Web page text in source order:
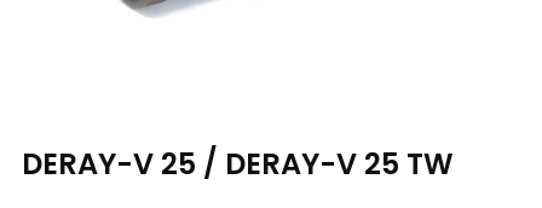
DERAY-V 25 / DERAY-V 25 TW